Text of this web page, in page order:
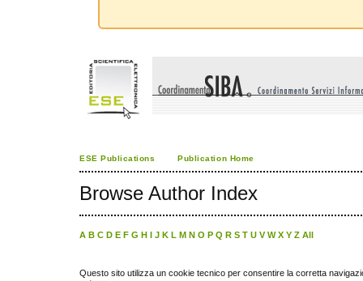
ESE Publications Publication Home
Browse Author Index
A B C D E F G H I J K L M N O P Q R S T U V W X Y Z All
Questo sito utilizza un cookie tecnico per consentire la corretta